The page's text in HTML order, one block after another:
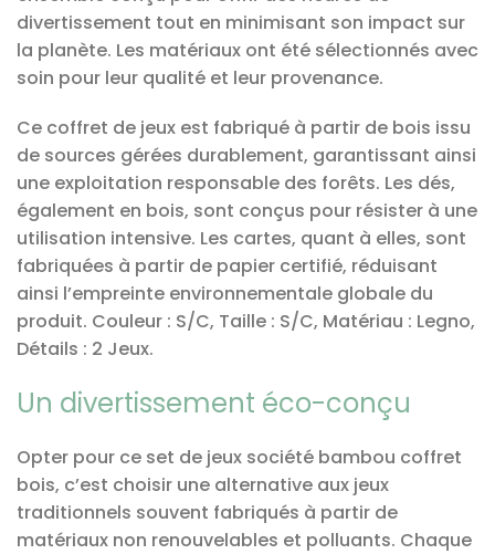
divertissement tout en minimisant son impact sur
la planète. Les matériaux ont été sélectionnés avec
soin pour leur qualité et leur provenance.
Ce coffret de jeux est fabriqué à partir de bois issu
de sources gérées durablement, garantissant ainsi
une exploitation responsable des forêts. Les dés,
également en bois, sont conçus pour résister à une
utilisation intensive. Les cartes, quant à elles, sont
fabriquées à partir de papier certifié, réduisant
ainsi l’empreinte environnementale globale du
produit. Couleur : S/C, Taille : S/C, Matériau : Legno,
Détails : 2 Jeux.
Un divertissement éco-conçu
Opter pour ce set de jeux société bambou coffret
bois, c’est choisir une alternative aux jeux
traditionnels souvent fabriqués à partir de
matériaux non renouvelables et polluants. Chaque